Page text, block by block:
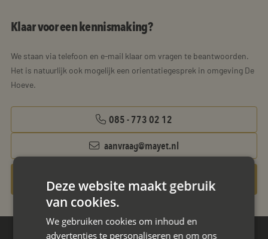
Klaar voor een kennismaking?
We staan via telefoon en e-mail klaar om vragen te beantwoorden.
Het is natuurlijk ook mogelijk een orientatiegesprek in omgeving De
Hoeve.
085 - 773 02 12
aanvraag@mayet.nl
Gratis oriëntatiegesprek aanvragen
Deze website maakt gebruik
van cookies.
We gebruiken cookies om inhoud en
advertenties te personaliseren en om ons